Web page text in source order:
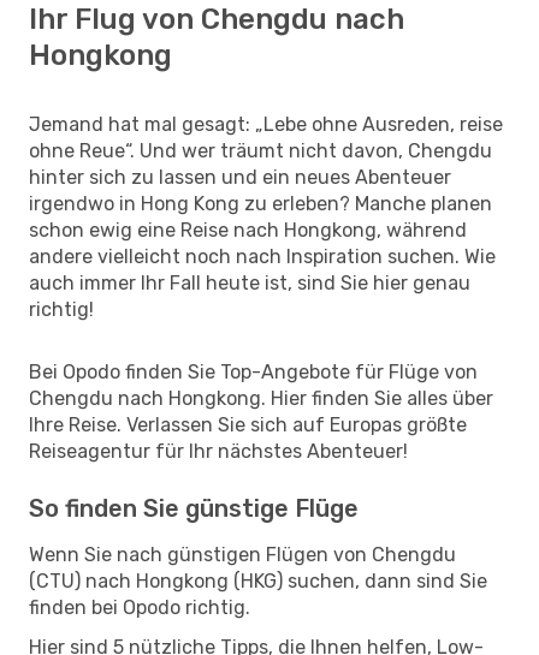
Ihr Flug von Chengdu nach
Hongkong
Jemand hat mal gesagt: „Lebe ohne Ausreden, reise
ohne Reue“. Und wer träumt nicht davon, Chengdu
hinter sich zu lassen und ein neues Abenteuer
irgendwo in Hong Kong zu erleben? Manche planen
schon ewig eine Reise nach Hongkong, während
andere vielleicht noch nach Inspiration suchen. Wie
auch immer Ihr Fall heute ist, sind Sie hier genau
richtig!
Bei Opodo finden Sie Top-Angebote für Flüge von
Chengdu nach Hongkong. Hier finden Sie alles über
Ihre Reise. Verlassen Sie sich auf Europas größte
Reiseagentur für Ihr nächstes Abenteuer!
So finden Sie günstige Flüge
Wenn Sie nach günstigen Flügen von Chengdu
(CTU) nach Hongkong (HKG) suchen, dann sind Sie
finden bei Opodo richtig.
Hier sind 5 nützliche Tipps, die Ihnen helfen, Low-